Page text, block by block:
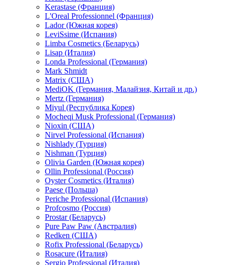
Kerastase (Франция)
L'Oreal Professionnel (Франция)
Lador (Южная корея)
LeviSsime (Испания)
Limba Cosmetics (Беларусь)
Lisap (Италия)
Londa Professional (Германия)
Mark Shmidt
Matrix (США)
MediOK (Германия, Малайзия, Китай и др.)
Mertz (Германия)
Miyul (Республика Корея)
Mocheqi Musk Professional (Германия)
Nioxin (США)
Nirvel Professional (Испания)
Nishlady (Турция)
Nishman (Турция)
Olivia Garden (Южная корея)
Ollin Professional (Россия)
Oyster Cosmetics (Италия)
Paese (Польша)
Periche Professional (Испания)
Profcosmo (Россия)
Prostar (Беларусь)
Pure Paw Paw (Австралия)
Redken (США)
Rofix Professional (Беларусь)
Rosacure (Италия)
Sergio Professional (Италия)